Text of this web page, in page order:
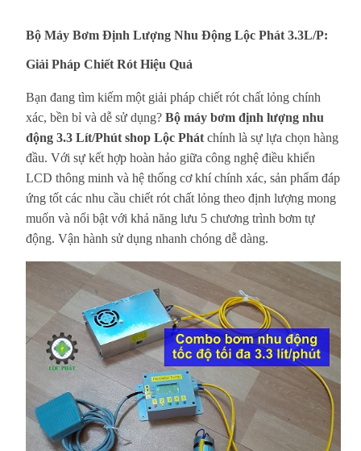
Bộ Máy Bơm Định Lượng Nhu Động Lộc Phát 3.3L/P:
Giải Pháp Chiết Rót Hiệu Quả
Bạn đang tìm kiếm một giải pháp chiết rót chất lỏng chính
xác, bền bỉ và dễ sử dụng? Bộ máy bơm định lượng nhu
động 3.3 Lít/Phút shop Lộc Phát chính là sự lựa chọn hàng
đầu. Với sự kết hợp hoàn hảo giữa công nghệ điều khiển
LCD thông minh và hệ thống cơ khí chính xác, sản phẩm đáp
ứng tốt các nhu cầu chiết rót chất lỏng theo định lượng mong
muốn và nổi bật với khả năng lưu 5 chương trình bơm tự
động. Vận hành sử dụng nhanh chóng dễ dàng.